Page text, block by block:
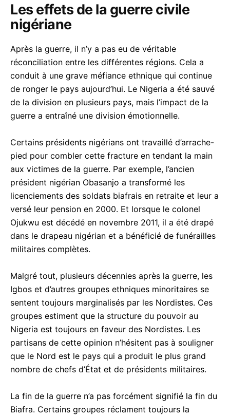
Les effets de la guerre civile
nigériane
Après la guerre, il n’y a pas eu de véritable
réconciliation entre les différentes régions. Cela a
conduit à une grave méfiance ethnique qui continue
de ronger le pays aujourd’hui. Le Nigeria a été sauvé
de la division en plusieurs pays, mais l’impact de la
guerre a entraîné une division émotionnelle.
Certains présidents nigérians ont travaillé d’arrache-
pied pour combler cette fracture en tendant la main
aux victimes de la guerre. Par exemple, l’ancien
président nigérian Obasanjo a transformé les
licenciements des soldats biafrais en retraite et leur a
versé leur pension en 2000. Et lorsque le colonel
Ojukwu est décédé en novembre 2011, il a été drapé
dans le drapeau nigérian et a bénéficié de funérailles
militaires complètes.
Malgré tout, plusieurs décennies après la guerre, les
Igbos et d’autres groupes ethniques minoritaires se
sentent toujours marginalisés par les Nordistes. Ces
groupes estiment que la structure du pouvoir au
Nigeria est toujours en faveur des Nordistes. Les
partisans de cette opinion n’hésitent pas à souligner
que le Nord est le pays qui a produit le plus grand
nombre de chefs d’État et de présidents militaires.
La fin de la guerre n’a pas forcément signifié la fin du
Biafra. Certains groupes réclament toujours la